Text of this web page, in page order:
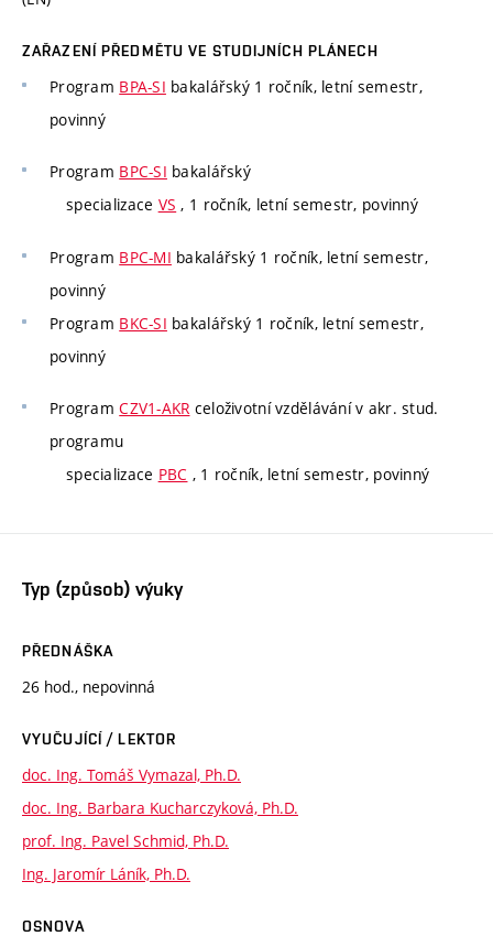
ZAŘAZENÍ PŘEDMĚTU VE STUDIJNÍCH PLÁNECH
Program BPA-SI bakalářský 1 ročník, letní semestr,
povinný
Program BPC-SI bakalářský
specializace VS , 1 ročník, letní semestr, povinný
Program BPC-MI bakalářský 1 ročník, letní semestr,
povinný
Program BKC-SI bakalářský 1 ročník, letní semestr,
povinný
ProgramCZV1-AKR celoživotní vzdělávání v akr. stud.
programu
specializace PBC , 1 ročník, letní semestr, povinný
Typ (způsob) výuky
PŘEDNÁŠKA
26 hod., nepovinná
VYUČUJÍCÍ / LEKTOR
doc. Ing. Tomáš Vymazal, Ph.D.
doc. Ing. Barbara Kucharczyková, Ph.D.
prof. Ing. Pavel Schmid, Ph.D.
Ing. Jaromír Láník, Ph.D.
OSNOVA